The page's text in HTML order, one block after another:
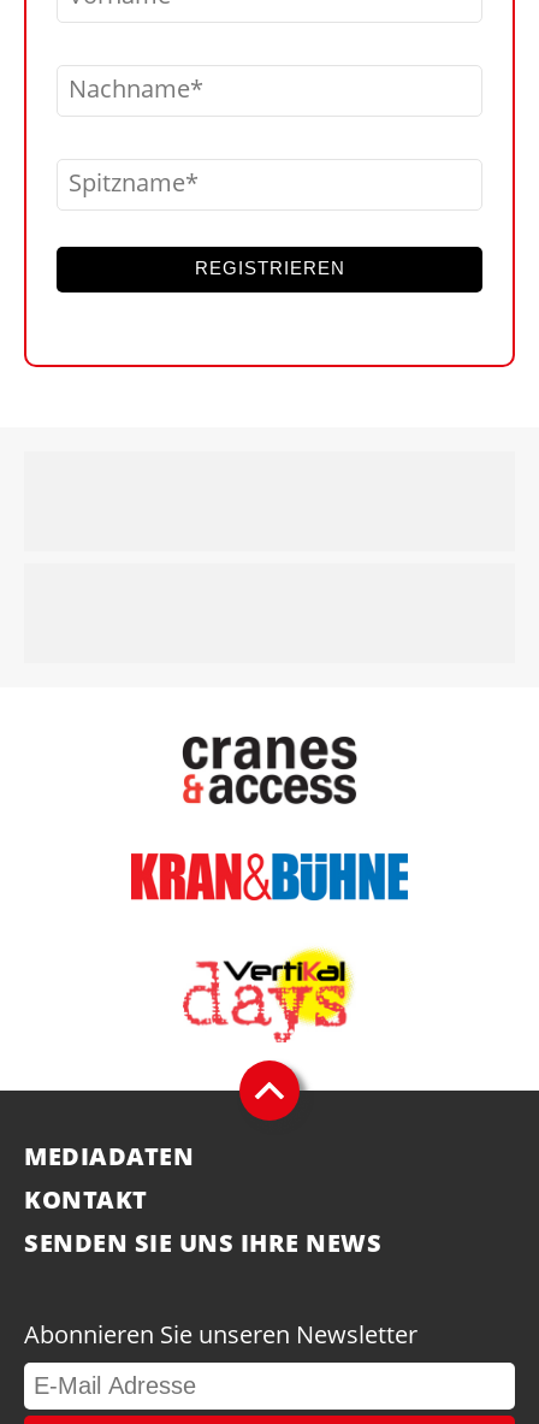
Nachname
Spitzname
REGISTRIEREN
MEDIADATEN
KONTAKT
SENDEN SIE UNS IHRE NEWS
Abonnieren Sie unseren Newsletter